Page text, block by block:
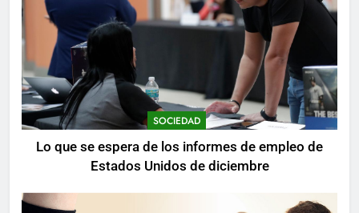
SOCIEDAD
Lo que se espera de los informes de empleo de
Estados Unidos de diciembre